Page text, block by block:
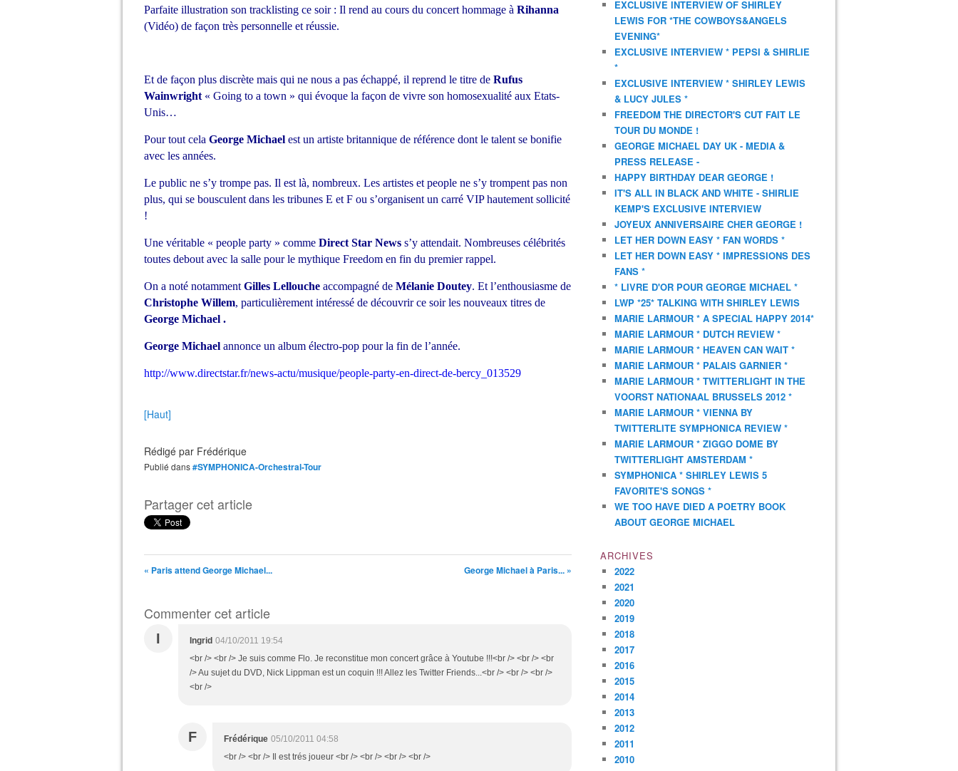
Parfaite illustration son tracklisting ce soir : Il rend au cours du concert hommage à Rihanna
(Vidéo) de façon très personnelle et réussie.
Et de façon plus discrète mais qui ne nous a pas échappé, il reprend le titre de Rufus
Wainwright « Going to a town » qui évoque la façon de vivre son homosexualité aux Etats-
Unis…
Pour tout cela George Michael est un artiste britannique de référence dont le talent se bonifie
avec les années.
Le public ne s’y trompe pas. Il est là, nombreux. Les artistes et people ne s’y trompent pas non
plus, qui se bousculent dans les tribunes E et F ou s’organisent un carré VIP hautement sollicité
!
Une véritable « people party » comme Direct Star News s’y attendait. Nombreuses célébrités
toutes debout avec la salle pour le mythique Freedom en fin du premier rappel.
On a noté notamment Gilles Lellouche accompagné de Mélanie Doutey. Et l’enthousiasme de
Christophe Willem, particulièrement intéressé de découvrir ce soir les nouveaux titres de
George Michael .
George Michael annonce un album électro-pop pour la fin de l’année.
http://www.directstar.fr/news-actu/musique/people-party-en-direct-de-bercy_013529
[Haut]
Rédigé par Frédérique
Publié dans#SYMPHONICA-Orchestral-Tour
Partager cet article
« Paris attend George Michael... George Michael à Paris... »
Commenter cet article
I Ingrid 04/10/2011 19:54
<br /> <br /> Je suis comme Flo. Je reconstitue mon concert grâce à Youtube !!!<br /> <br /> <br
/> Au sujet du DVD, Nick Lippman est un coquin !!! Allez les Twitter Friends...<br /> <br /> <br />
<br />
F Frédérique 05/10/2011 04:58
<br /> <br /> Il est trés joueur <br /> <br /> <br /> <br />
EXCLUSIVE INTERVIEW OF SHIRLEY
LEWIS FOR *THE COWBOYS&ANGELS
EVENING*
EXCLUSIVE INTERVIEW * PEPSI & SHIRLIE
*
EXCLUSIVE INTERVIEW * SHIRLEY LEWIS
& LUCY JULES *
FREEDOM THE DIRECTOR'S CUT FAIT LE
TOUR DU MONDE !
GEORGE MICHAEL DAY UK - MEDIA &
PRESS RELEASE -
HAPPY BIRTHDAY DEAR GEORGE !
IT'S ALL IN BLACK AND WHITE - SHIRLIE
KEMP'S EXCLUSIVE INTERVIEW
JOYEUX ANNIVERSAIRE CHER GEORGE !
LET HER DOWN EASY * FAN WORDS *
LET HER DOWN EASY * IMPRESSIONS DES
FANS *
* LIVRE D'OR POUR GEORGE MICHAEL *
LWP *25* TALKING WITH SHIRLEY LEWIS
MARIE LARMOUR * A SPECIAL HAPPY 2014*
MARIE LARMOUR * DUTCH REVIEW *
MARIE LARMOUR * HEAVEN CAN WAIT *
MARIE LARMOUR * PALAIS GARNIER *
MARIE LARMOUR * TWITTERLIGHT IN THE
VOORST NATIONAAL BRUSSELS 2012 *
MARIE LARMOUR * VIENNA BY
TWITTERLITE SYMPHONICA REVIEW *
MARIE LARMOUR * ZIGGO DOME BY
TWITTERLIGHT AMSTERDAM *
SYMPHONICA * SHIRLEY LEWIS 5
FAVORITE'S SONGS *
WE TOO HAVE DIED A POETRY BOOK
ABOUT GEORGE MICHAEL
ARCHIVES
2022
2021
2020
2019
2018
2017
2016
2015
2014
2013
2012
2011
2010